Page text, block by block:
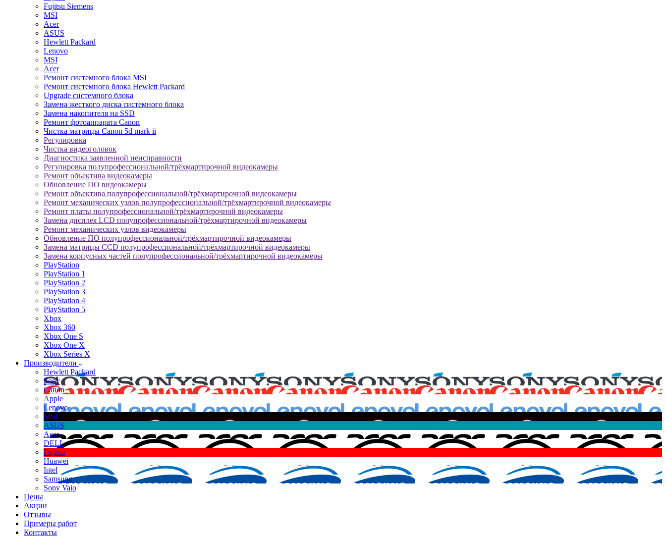
Fujitsu Siemens
MSI
Acer
ASUS
Hewlett Packard
Lenovo
MSI
Acer
Ремонт системного блока MSI
Ремонт системного блока Hewlett Packard
Upgrade системного блока
Замена жесткого диска системного блока
Замена накопителя на SSD
Ремонт фотоаппарата Canon
Чистка матрицы Canon 5d mark ii
Регулировка
Чистка видеоголовок
Диагностика заявленной неисправности
Регулировка полупрофессиональной/трёхмартирочной видеокамеры
Ремонт объектива видеокамеры
Обновление ПО видеокамеры
Ремонт объектива полупрофессиональной/трёхмартирочной видеокамеры
Ремонт механических узлов полупрофессиональной/трёхмартирочной видеокамеры
Ремонт платы полупрофессиональной/трёхмартирочной видеокамеры
Замена дисплея LCD полупрофессиональной/трёхмартирочной видеокамеры
Ремонт механических узлов видеокамеры
Обновление ПО полупрофессиональной/трёхмартирочной видеокамеры
Замена матрицы CCD полупрофессиональной/трёхмартирочной видеокамеры
Замена корпусных частей полупрофессиональной/трёхмартирочной видеокамеры
PlayStation
PlayStation 1
PlayStation 2
PlayStation 3
PlayStation 4
PlayStation 5
Xbox
Xbox 360
Xbox One S
Xbox One X
Xbox Series X
Производители
Hewlett Packard
Sony
Canon
Apple
Lenovo
MSI
ASUS
Acer
DELL
Fujitsu
Huawei
Intel
Samsung
Sony Vaio
Цены
Акции
Отзывы
Примеры работ
Контакты